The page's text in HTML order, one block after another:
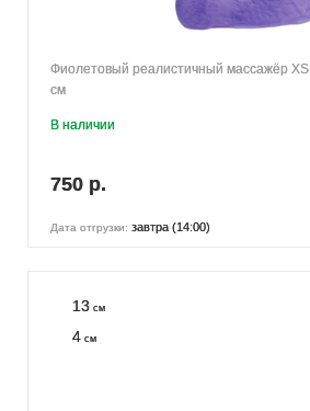
Фиолетовый реалистичный массажёр
см
В наличии
750 р.
Дата отгрузки: завтра (14:00)
13 см
4 см